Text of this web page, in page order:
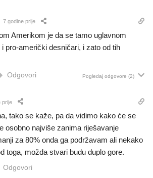
7 godine prije
Amerikom je da se tamo uglavnom
pro-američki desničari, i zato od tih
Odgovori Pogledaj odgovore (2)
prije
tako se kaže, pa da vidimo kako će se
osobno najviše zanima riješavanje
za 80% onda ga podržavam ali nekako
toga, možda stvari budu duplo gore.
Odgovori